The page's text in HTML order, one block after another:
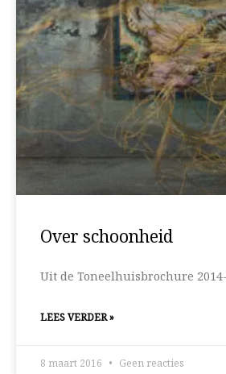
Over schoonheid
Uit de Toneelhuisbrochure
LEES VERDER »
8 maart 2016 Geen reacties